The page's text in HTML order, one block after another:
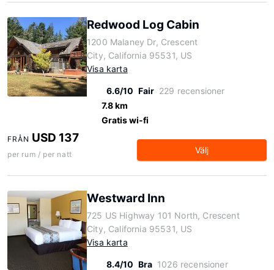
Redwood Log Cabin
1200 Malaney Dr, Crescent
City, California 95531, US
Visa karta
6.6/10 Fair 229 recensioner
7.8 km
Gratis wi-fi
FRÅN USD 137
per rum / per natt Välj
Westward Inn
725 US Highway 101 North, Crescent
City, California 95531, US
Visa karta
8.4/10 Bra 1026 recensioner